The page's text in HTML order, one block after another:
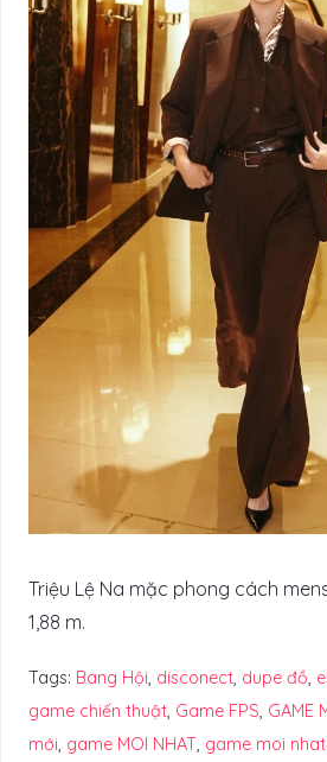
Triệu Lệ Na mặc phong cách
1,88 m.
Tags: Bang Hội, disconect, dupe đồ,
game chiến thuật, Game FPS, GAME
mới, game MOI NHAT, game moi nhat